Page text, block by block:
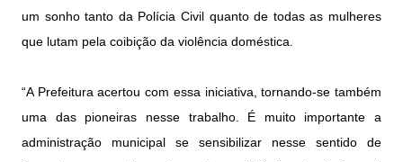
um sonho tanto da Polícia Civil quanto de todas as mulheres
que lutam pela coibição da violência doméstica.
“A Prefeitura acertou com essa iniciativa, tornando-se também
uma das pioneiras nesse trabalho. É muito importante a
administração municipal se sensibilizar nesse sentido de